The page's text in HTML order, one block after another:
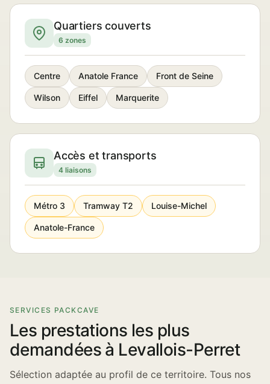
Quartiers couverts
6 zones
Centre Anatole France Front de Seine
Wilson Eiffel Marquerite
Accès et transports
4 liaisons
Métro 3 Tramway T2 Louise-Michel
Anatole-France
SERVICES PACKCAVE
Les prestations les plus
demandées à Levallois-Perret
Sélection adaptée au profil de ce territoire. Tous nos